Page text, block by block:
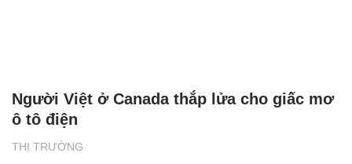
THỊ TRƯỜNG
Người Việt ở Canada thắp lửa cho giấc mơ
ô tô điện